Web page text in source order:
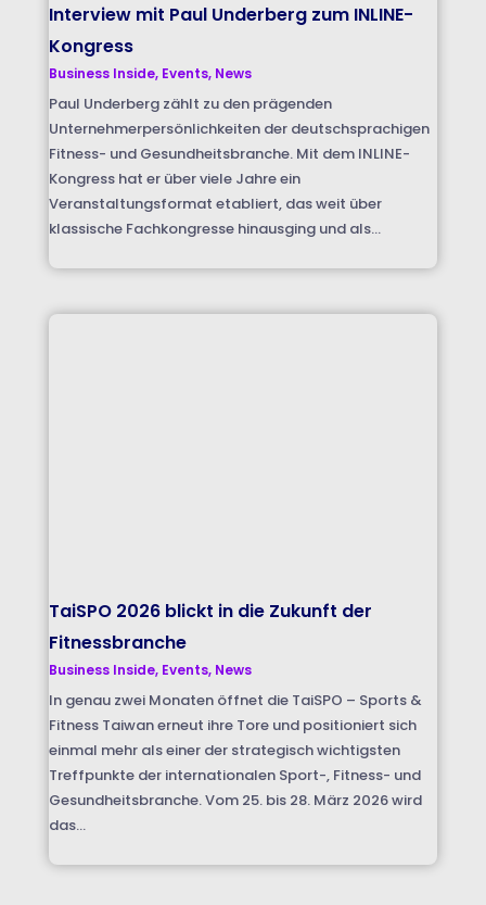
Interview mit Paul Underberg zum INLINE-
Kongress
Business Inside, Events, News
Paul Underberg zählt zu den prägenden
Unternehmerpersönlichkeiten der deutschsprachigen
Fitness- und Gesundheitsbranche. Mit dem INLINE-
Kongress hat er über viele Jahre ein
Veranstaltungsformat etabliert, das weit über
klassische Fachkongresse hinausging und als...
TaiSPO 2026 blickt in die Zukunft der
Fitnessbranche
Business Inside, Events, News
In genau zwei Monaten öffnet die TaiSPO – Sports &
Fitness Taiwan erneut ihre Tore und positioniert sich
einmal mehr als einer der strategisch wichtigsten
Treffpunkte der internationalen Sport-, Fitness- und
Gesundheitsbranche. Vom 25. bis 28. März 2026 wird
das...